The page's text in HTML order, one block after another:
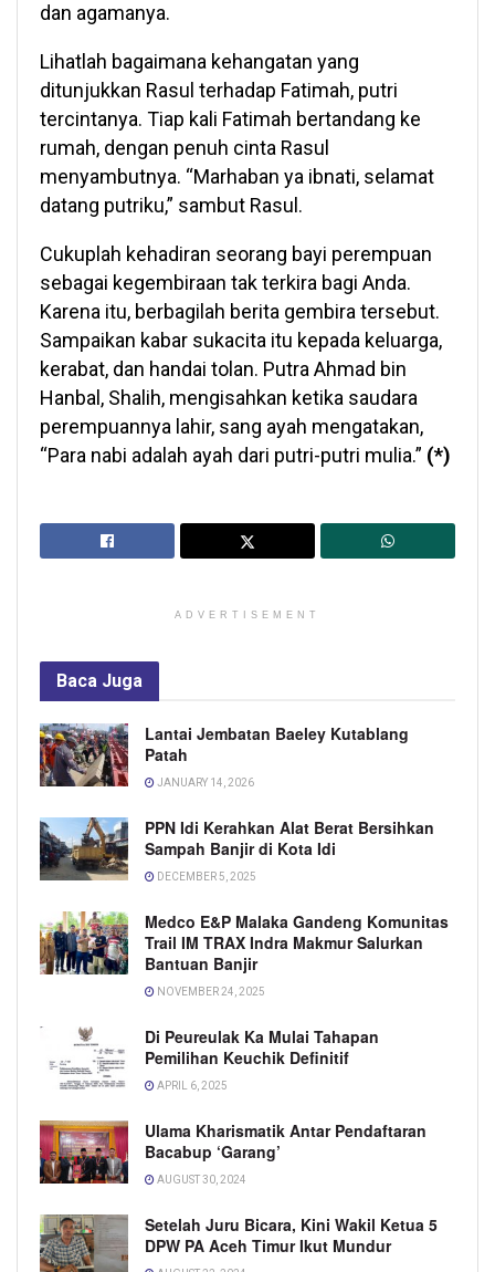
dan agamanya.
Lihatlah bagaimana kehangatan yang
ditunjukkan Rasul terhadap Fatimah, putri
tercintanya. Tiap kali Fatimah bertandang ke
rumah, dengan penuh cinta Rasul
menyambutnya. “Marhaban ya ibnati, selamat
datang putriku,” sambut Rasul.
Cukuplah kehadiran seorang bayi perempuan
sebagai kegembiraan tak terkira bagi Anda.
Karena itu, berbagilah berita gembira tersebut.
Sampaikan kabar sukacita itu kepada keluarga,
kerabat, dan handai tolan. Putra Ahmad bin
Hanbal, Shalih, mengisahkan ketika saudara
perempuannya lahir, sang ayah mengatakan,
“Para nabi adalah ayah dari putri-putri mulia.” (*)
ADVERTISEMENT
Baca Juga
Lantai Jembatan Baeley Kutablang
Patah
JANUARY 14, 2026
PPN Idi Kerahkan Alat Berat Bersihkan
Sampah Banjir di Kota Idi
DECEMBER 5, 2025
Medco E&P Malaka Gandeng Komunitas
Trail IM TRAX Indra Makmur Salurkan
Bantuan Banjir
NOVEMBER 24, 2025
Di Peureulak Ka Mulai Tahapan
Pemilihan Keuchik Definitif
APRIL 6, 2025
Ulama Kharismatik Antar Pendaftaran
Bacabup ‘Garang’
AUGUST 30, 2024
Setelah Juru Bicara, Kini Wakil Ketua 5
DPW PA Aceh Timur Ikut Mundur